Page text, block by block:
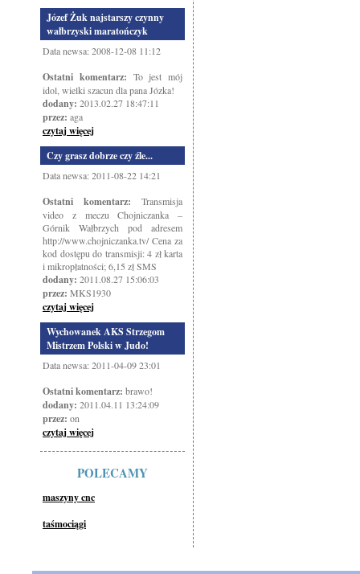
Józef Żuk najstarszy czynny
wałbrzyski maratończyk
Data newsa: 2008-12-08 11:12
Ostatni komentarz: To jest mój
idol, wielki szacun dla pana Józka!
dodany: 2013.02.27 18:47:11
przez: aga
czytaj więcej
Czy grasz dobrze czy źle...
Data newsa: 2011-08-22 14:21
Ostatni komentarz: Transmisja
video z meczu Chojniczanka –
Górnik Wałbrzych pod adresem
http://www.chojniczanka.tv/ Cena za
kod dostępu do transmisji: 4 zł karta
i mikropłatności; 6,15 zł SMS
dodany: 2011.08.27 15:06:03
przez: MKS1930
czytaj więcej
Wychowanek AKS Strzegom
Mistrzem Polski w Judo!
Data newsa: 2011-04-09 23:01
Ostatni komentarz: brawo!
dodany: 2011.04.11 13:24:09
przez: on
czytaj więcej
POLECAMY
maszyny cnc
taśmociągi